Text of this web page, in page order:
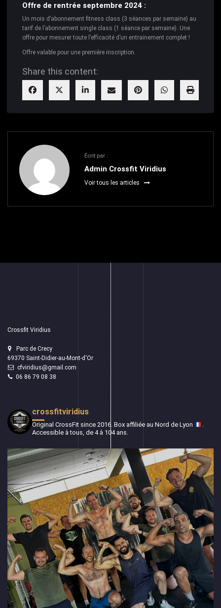
Offre de rentrée septembre 2024 :
Un mois d’abonnement fitness class (3 séances par semaine) au
tarif de l’abonnement single class (1 séance par semaine). Une
offre pour mesurer toute l’efficacité d’un entrainement complet !
Offre valable pour une première inscription.
Share this content:
Écrit par :
Admin Crossfit Viridius
Voir tous les articles
Crossfit Viridius
Parc de Crecy
69370 Saint-Didier-au-Mont-d'Or
cfviridius@gmail.com
06 86 79 08 38
crossfitviridius
Original CrossFit since 2016. Box affiliée au Nord de Lyon
.
Accessible à tous, de 4 à 104 ans.